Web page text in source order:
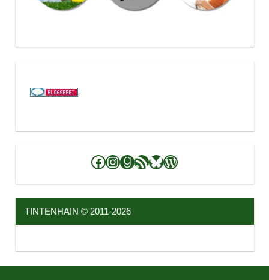
Facebook
Instagram
Goodreads
RSS-Feed
Bluesky
WordPress
TINTENHAIN © 2011-2026